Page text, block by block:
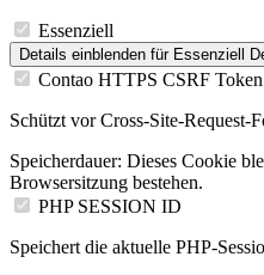
Essenziell
Details einblenden für Essenziell
Contao HTTPS CSRF Token
Schützt vor Cross-Site-Request-
Speicherdauer: Dieses Cookie
Browsersitzung bestehen.
PHP SESSION ID
Speichert die aktuelle PHP-